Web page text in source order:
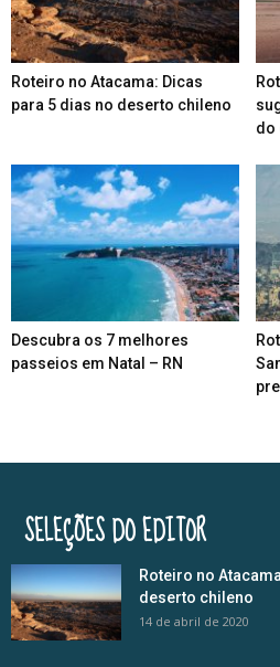
Roteiro no Atacama: Dicas
para 5 dias no deserto chileno
do
Descubra os 7 melhores
passeios em Natal – RN
SELEÇÕES DO EDITOR
Roteiro no
deserto chileno
14 de abril de 2020